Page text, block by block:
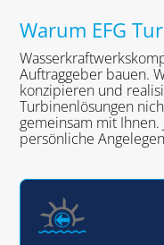
Warum EFG
Auftraggeber bauen.
konzipieren und
Turbinenlösungen
gemeinsam mit
persönliche